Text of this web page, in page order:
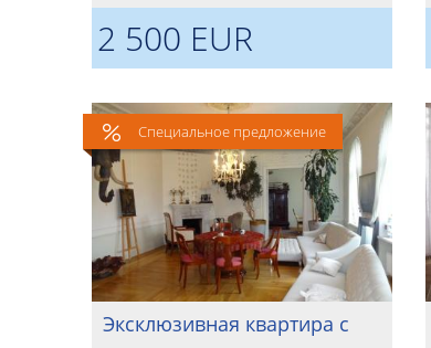
2 500 EUR
Специальное предложение
Эксклюзивная квартира с